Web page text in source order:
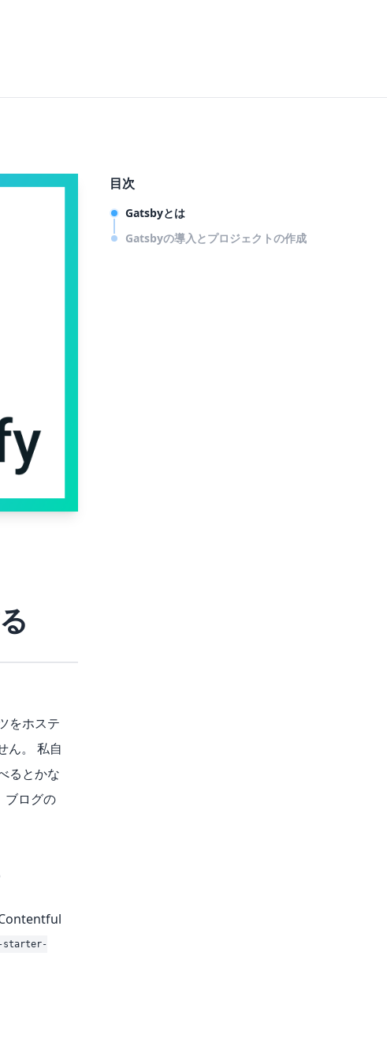
をホステ
ん。 私自
るとかな
ブログの
starter-
目次
Gatsbyとは
Gatsbyの導入とプロジェクトの作成